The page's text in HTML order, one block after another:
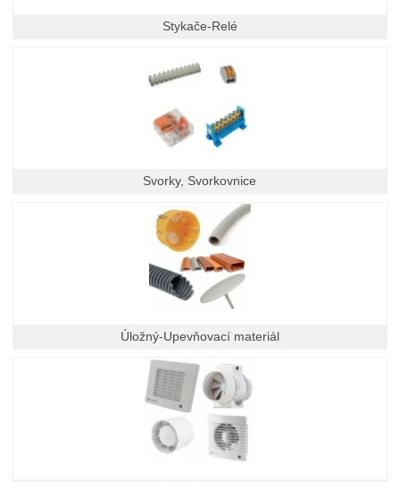
Stykače-Relé
Svorky, Svorkovnice
Úložný-Upevňovací materiál